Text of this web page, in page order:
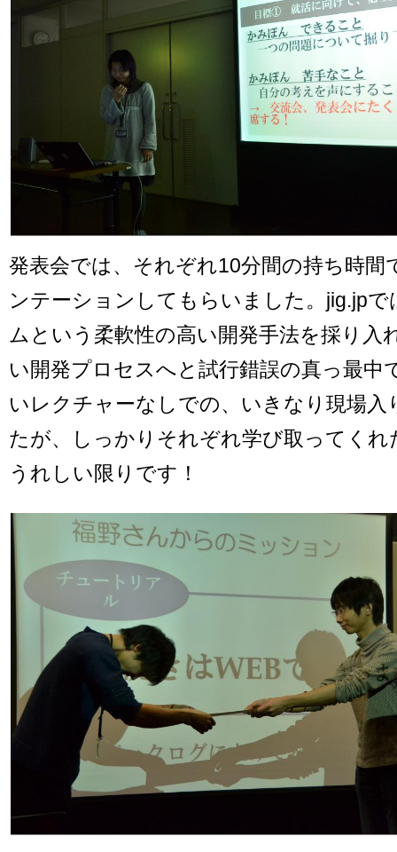
発表会では、それぞれ10分間の持ち時間
ンテーションしてもらいました。jig.jpで
ムという柔軟性の高い開発手法を採り入
い開発プロセスへと試行錯誤の真っ最中
いレクチャーなしでの、いきなり現場入
たが、しっかりそれぞれ学び取ってくれ
うれしい限りです！